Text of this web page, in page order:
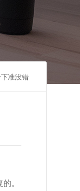
准没错
。